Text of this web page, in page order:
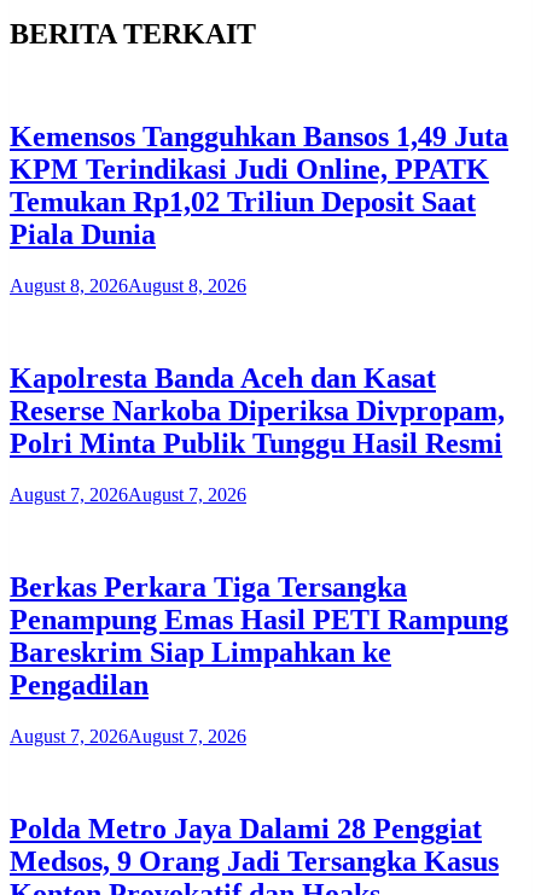
BERITA TERKAIT
Kemensos Tangguhkan Bansos 1,49 Juta
KPM Terindikasi Judi Online, PPATK
Temukan Rp1,02 Triliun Deposit Saat
Piala Dunia
August 8, 2026August 8, 2026
Kapolresta Banda Aceh dan Kasat
Reserse Narkoba Diperiksa Divpropam,
Polri Minta Publik Tunggu Hasil Resmi
August 7, 2026August 7, 2026
Berkas Perkara Tiga Tersangka
Penampung Emas Hasil PETI Rampung
Bareskrim Siap Limpahkan ke
Pengadilan
August 7, 2026August 7, 2026
Polda Metro Jaya Dalami 28 Penggiat
Medsos, 9 Orang Jadi Tersangka Kasus